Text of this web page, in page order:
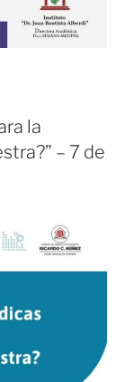
la
– 7 de